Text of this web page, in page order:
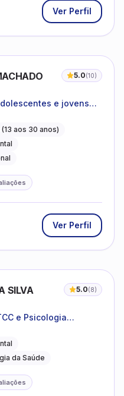
Ver Perfil
5.0(10)
e jovens
e orientação
aos 30 anos)
Ver Perfil
SILVA 5.0(8)
e Psicologia
da Saúde